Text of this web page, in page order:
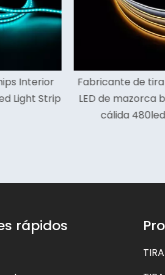
tira de luz
blanca
Fabricante de
luces LED Pixel
prueba de
rápidos